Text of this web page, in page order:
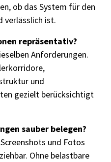
ob das System für den
verlässlich ist.
repräsentativ?
Anforderungen.
und
gezielt berücksichtigt
sauber belegen?
und Fotos
Ohne belastbare